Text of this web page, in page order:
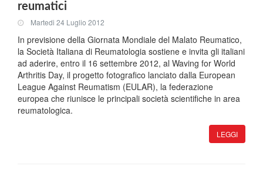
reumatici
Martedi 24 Luglio 2012
In previsione della Giornata Mondiale del Malato Reumatico,
la Società Italiana di Reumatologia sostiene e invita gli italiani
ad aderire, entro il 16 settembre 2012, al Waving for World
Arthritis Day, il progetto fotografico lanciato dalla European
League Against Reumatism (EULAR), la federazione
europea che riunisce le principali società scientifiche in area
reumatologica.
LEGGI